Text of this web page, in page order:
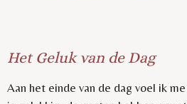
Het Geluk van de Dag
Aan het einde van de dag voel ik